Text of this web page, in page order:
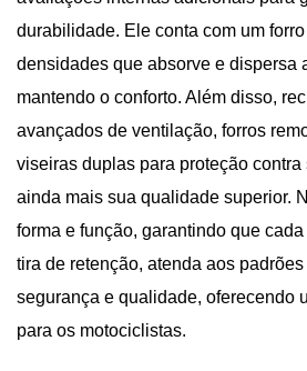
durabilidade. Ele conta com um
densidades que absorve e dispersa
mantendo o conforto. Além disso,
avançados de ventilação, forros
viseiras duplas para proteção
ainda mais sua qualidade superior.
forma e função, garantindo que
tira de retenção, atenda aos
segurança e qualidade, oferecendo
para os motociclistas.